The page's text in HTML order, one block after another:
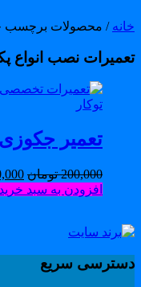
/ محصولات برچسب
نصب انواع
تعمیر
200,000 تومان
افزودن به سبد خرید
سریع